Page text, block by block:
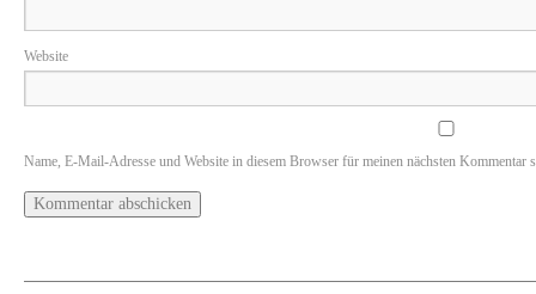
Website
Name, E-Mail-Adresse und Website in diesem Browser für meinen nächsten Kommentar